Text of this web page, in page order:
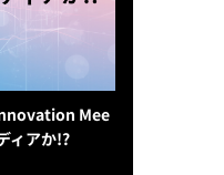
Mee
ィアか!?